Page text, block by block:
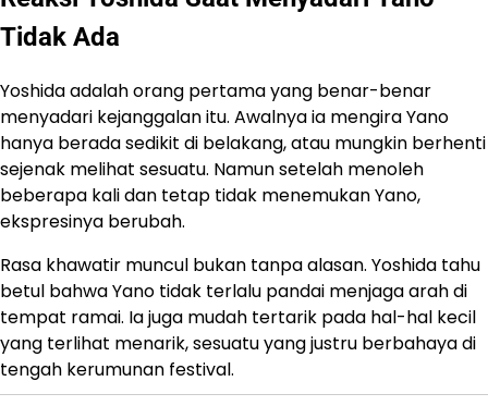
Tidak Ada
Yoshida adalah orang pertama yang benar-benar
menyadari kejanggalan itu. Awalnya ia mengira Yano
hanya berada sedikit di belakang, atau mungkin berhenti
sejenak melihat sesuatu. Namun setelah menoleh
beberapa kali dan tetap tidak menemukan Yano,
ekspresinya berubah.
Rasa khawatir muncul bukan tanpa alasan. Yoshida tahu
betul bahwa Yano tidak terlalu pandai menjaga arah di
tempat ramai. Ia juga mudah tertarik pada hal-hal kecil
yang terlihat menarik, sesuatu yang justru berbahaya di
tengah kerumunan festival.